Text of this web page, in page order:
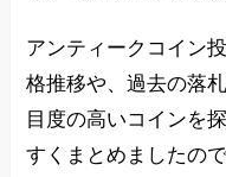
アンティークコイン
格推移や、過去の落
目度の高いコインを
すくまとめましたの